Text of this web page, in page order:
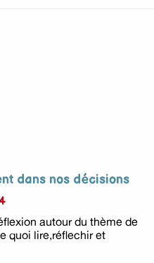
dans nos décisions
autour du thème de
quoi lire,réflechir et